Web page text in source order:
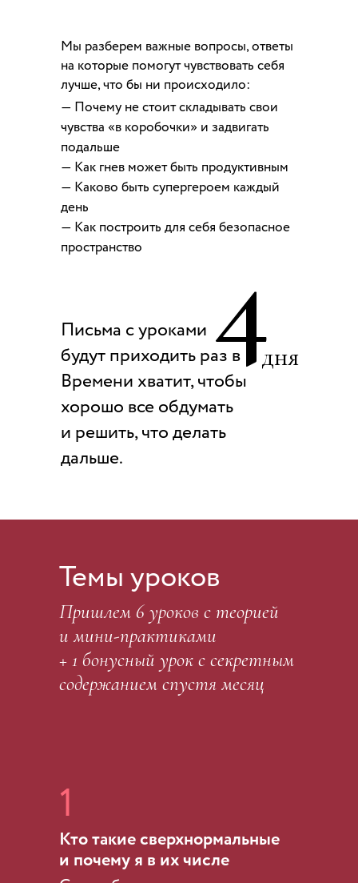
4
Письма с уроками
будут приходить раз в
Времени хватит, чтобы
хорошо все обдумать
и решить, что делать
дальше.
Мы разберем важные вопросы, ответы
на которые помогут чувствовать себя
лучше, что бы ни происходило:
дня
— Почему не стоит складывать свои
чувства «в коробочки» и задвигать
подальше
— Как гнев может быть продуктивным
— Каково быть супергероем каждый
день
— Как построить для себя безопасное
пространство
Темы уроков
Пришлем 6 уроков с теорией
и мини-практиками
+ 1 бонусный урок с секретным
содержанием спустя месяц
Кто такие сверхнормальные
и почему я в их числе
1